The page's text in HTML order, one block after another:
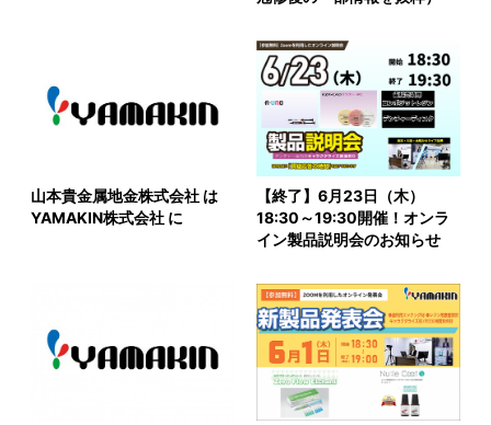
山本貴金属地金株式会社 は
YAMAKIN株式会社 に
【終了】6月23日（木）
18:30～19:30開催！オンラ
イン製品説明会のお知らせ